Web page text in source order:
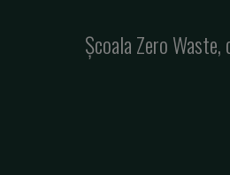
Școala Zero